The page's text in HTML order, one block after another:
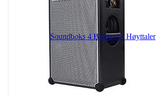
Soundboks 4 Bluetooth Høyttaler